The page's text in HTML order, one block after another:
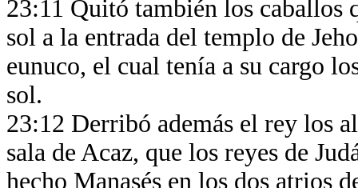
23:11 Quitó también los caballos
sol a la entrada del templo de
eunuco, el cual tenía a su cargo
sol.
23:12 Derribó además el rey los
sala de Acaz, que los reyes de
hecho Manasés en los dos atrios